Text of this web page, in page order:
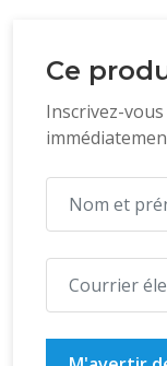
Ce
Inscrivez-